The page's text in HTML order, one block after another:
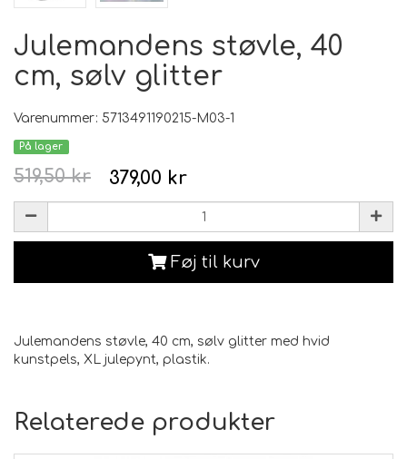
Julemandens støvle, 40
cm, sølv glitter
Varenummer: 5713491190215-M03-1
På lager
379,00 kr
519,50 kr
Føj til kurv
Julemandens støvle, 40 cm, sølv glitter med hvid
kunstpels, XL julepynt, plastik.
Relaterede produkter